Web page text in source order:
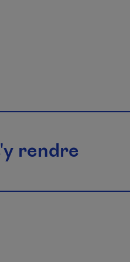
rendre